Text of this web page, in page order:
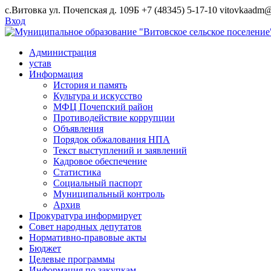
Skip
to
content
с.Витовка ул. Почепская д. 109Б +7 (48345) 5-17-10
Вход
Администрация
устав
Информация
История и память
Культура и искусство
МФЦ Почепский район
Противодействие коррупции
Объявления
Порядок обжалования НПА
Текст выступлений и заявлений
Кадровое обеспечение
Статистика
Социальный паспорт
Муниципальный контроль
Архив
Прокуратура информирует
Совет народных депутатов
Нормативно-правовые акты
Бюджет
Целевые программы